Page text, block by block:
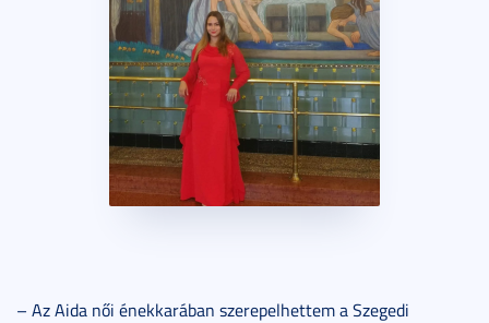
– Az Aida női énekkarában szerepelhettem a Szegedi